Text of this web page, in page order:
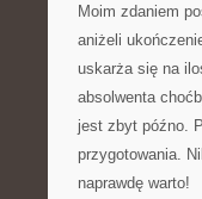
Moim zdaniem
aniżeli
uskarża się na
absolwenta
jest zbyt późno.
przygotowania.
naprawdę warto!